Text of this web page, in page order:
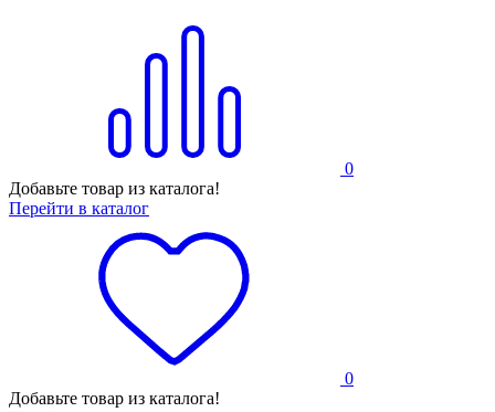
0
Добавьте товар из каталога!
Перейти в каталог
0
Добавьте товар из каталога!